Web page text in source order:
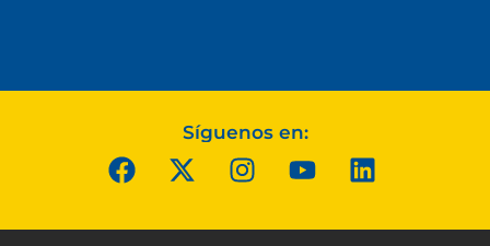
Síguenos en: